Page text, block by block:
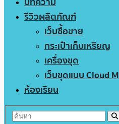
รีวิวผลิตภัณฑ์
เว็บซื้อขาย
กระเป๋าเก็บเหรียญ
เครื่องขุด
เว็บขุดแบบ Cloud
ห้องเรียน